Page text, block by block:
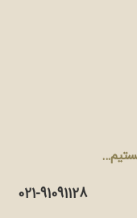
021-91091128